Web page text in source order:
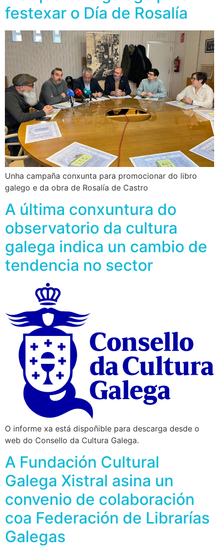
festexar o Día de Rosalía
Unha campaña conxunta para promocionar do libro
galego e da obra de Rosalía de Castro
A última conxuntura do
observatorio da cultura
galega indica un cambio de
tendencia no sector
O informe xa está dispoñible para descarga desde o
web do Consello da Cultura Galega.
A Fundación Cultural
Galega Xistral asina un
convenio de colaboración
coa Federación de Librarías
Galegas